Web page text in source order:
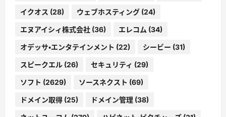
イクオス (28) ウェブホスティング (24)
エヌアイシィ株式会社 (36) エレコム (34)
オデッサ・エンタテインメント (22) シービー (31)
スピークエル (26) セキュリティ (29)
ソフト (2629) ソースネクスト (69)
ドメイン取得 (25) ドメイン管理 (38)